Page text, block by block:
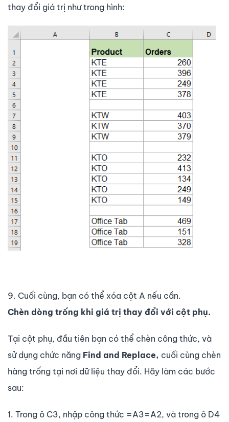
thay đổi giá trị như trong hình:
9. Cuối cùng, bạn có thể xóa cột A nếu cần.
Chèn dòng trống khi giá trị thay đổi với cột phụ.
Tại cột phụ, đầu tiên bạn có thể chèn công thức, và
sử dụng chức năng Find and Replace, cuối cùng chèn
hàng trống tại nơi dữ liệu thay đổi. Hãy làm các bước
sau:
1. Trong ô C3, nhập công thức =A3=A2, và trong ô D4